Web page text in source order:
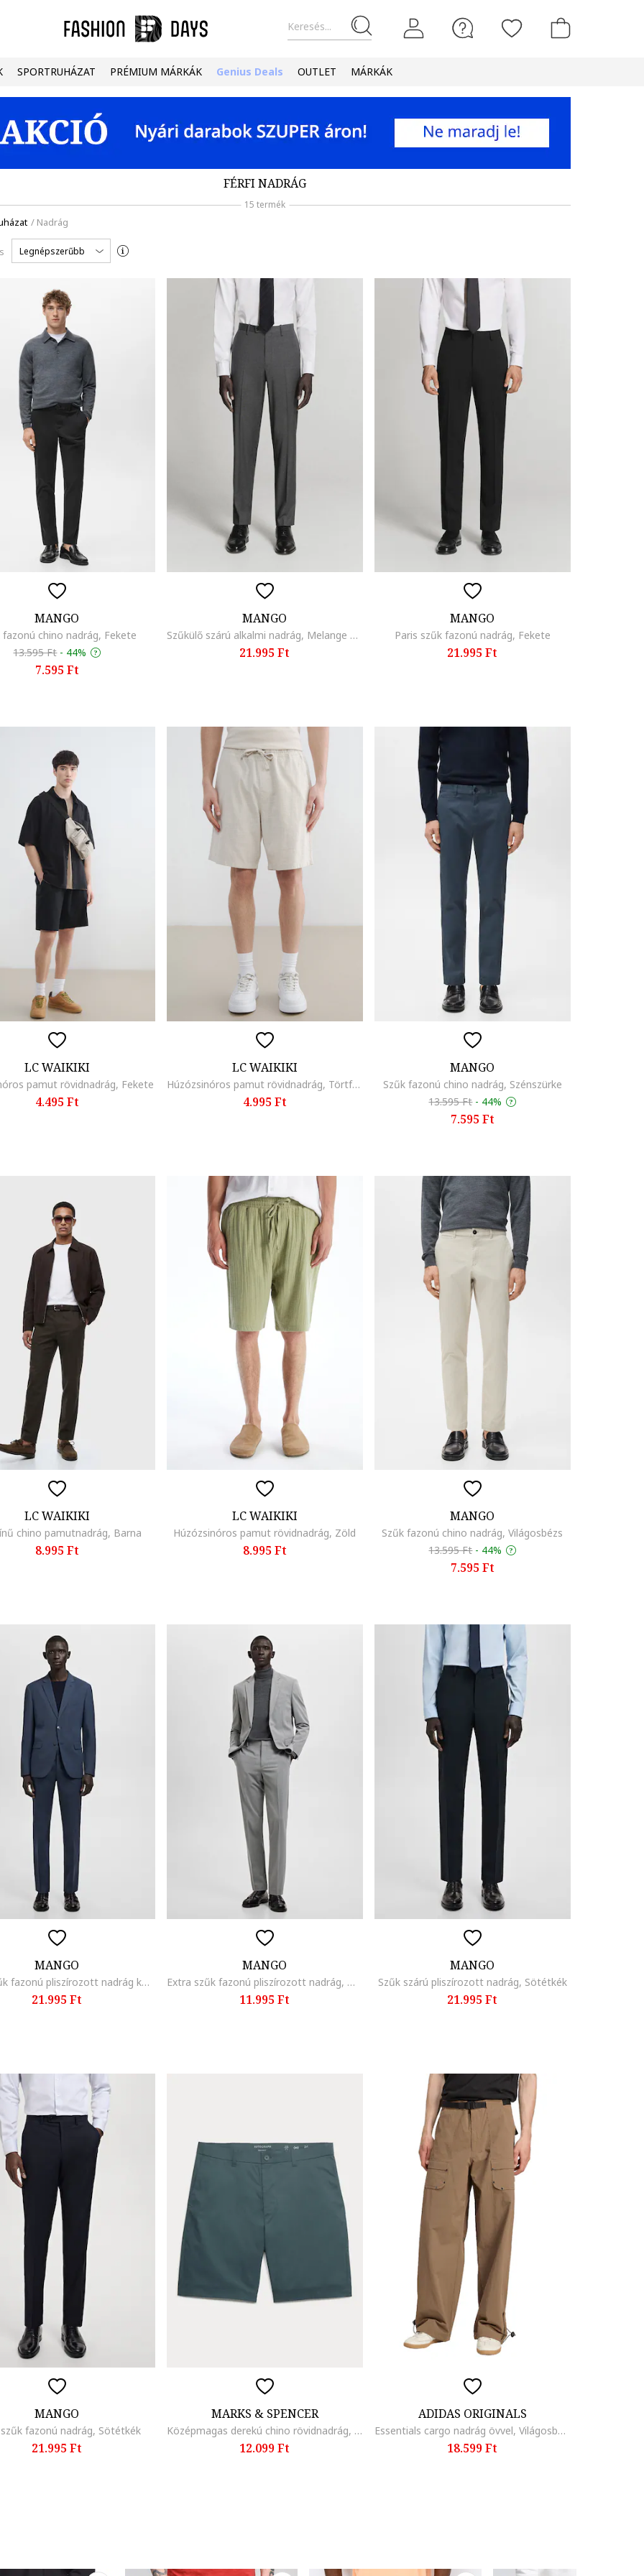
Keresés...
SPORTRUHÁZAT PRÉMIUM MÁRKÁK Genius Deals OUTLET MÁRKÁK
FÉRFI NADRÁG
15 termék
/ Nadrág
Legnépszerűbb
MANGO
fazonú chino nadrág, Fekete
13.595 Ft - 44%
7.595 Ft
MANGO
Szűkülő szárú alkalmi nadrág, Melange sötétszürke
21.995 Ft
MANGO
Paris szűk fazonú nadrág, Fekete
21.995 Ft
LC WAIKIKI
pamut rövidnadrág, Fekete
4.495 Ft
LC WAIKIKI
Húzózsinóros pamut rövidnadrág, Törtfehér
4.995 Ft
MANGO
Szűk fazonú chino nadrág, Szénszürke
13.595 Ft - 44%
7.595 Ft
LC WAIKIKI
chino pamutnadrág, Barna
8.995 Ft
LC WAIKIKI
Húzózsinóros pamut rövidnadrág, Zöld
8.995 Ft
MANGO
Szűk fazonú chino nadrág, Világosbézs
13.595 Ft - 44%
7.595 Ft
MANGO
Extra szűk fazonú pliszírozott nadrág kockás mintával, Púderkék
21.995 Ft
MANGO
Extra szűk fazonú pliszírozott nadrág, Melange világosszürke
11.995 Ft
MANGO
Szűk szárú pliszírozott nadrág, Sötétkék
21.995 Ft
MANGO
fazonú nadrág, Sötétkék
21.995 Ft
MARKS & SPENCER
Középmagas derekú chino rövidnadrág, Olajkék
12.099 Ft
ADIDAS ORIGINALS
Essentials cargo nadrág övvel, Világosbarna
18.599 Ft